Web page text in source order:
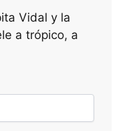
Vidal y la
a trópico, a